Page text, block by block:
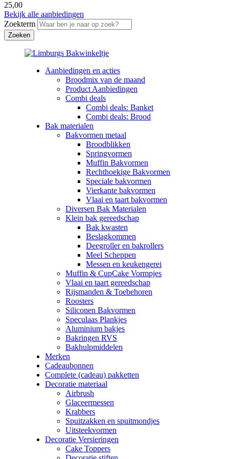
25,00
Bekijk alle aanbiedingen
Zoekterm
Aanbiedingen en acties
Broodmix van de maand
Product Aanbiedingen
Combi deals
Combi deals: Banket
Combi deals: Brood
Bak materialen
Bakvormen metaal
Broodblikken
Springvormen
Muffin Bakvormen
Rechthoekige Bakvormen
Speciale bakvormen
Vierkante bakvormen
Vlaai en taart bakvormen
Diversen Bak Materialen
Klein bak gereedschap
Bak kwasten
Beslagkommen
Deegroller en bakrollers
Meel Scheppen
Messen en keukengerei
Muffin & CupCake Vormpjes
Vlaai en taart gereedschap
Rijsmanden & Toebehoren
Roosters
Siliconen Bakvormen
Speculaas Plankjes
Aluminium bakjes
Bakringen RVS
Bakhulpmiddelen
Merken
Cadeaubonnen
Complete (cadeau) pakketten
Decoratie materiaal
Airbrush
Glaceermessen
Krabbers
Spuitzakken en spuitmondjes
Uitsteekvormen
Decoratie Versieringen
Cake Toppers